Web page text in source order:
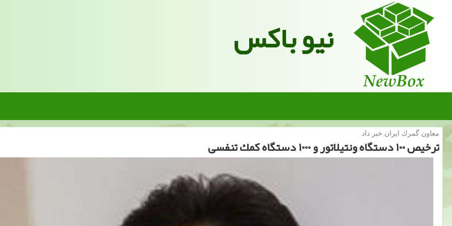
نیو باکس
معاون گمرك ایران خبر داد
ترخیص ۱۰۰ دستگاه ونتیلاتور و ۱۰۰۰ دستگاه كمك تنفسی